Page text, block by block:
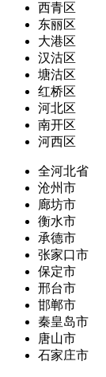
西青区
东丽区
大港区
汉沽区
塘沽区
红桥区
河北区
南开区
河西区
全河北省
沧州市
廊坊市
衡水市
承德市
张家口市
保定市
邢台市
邯郸市
秦皇岛市
唐山市
石家庄市